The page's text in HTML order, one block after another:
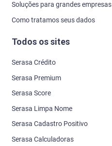
Soluções para grandes empresas
Como tratamos seus dados
Todos os sites
Serasa Crédito
Serasa Premium
Serasa Score
Serasa Limpa Nome
Serasa Cadastro Positivo
Serasa Calculadoras